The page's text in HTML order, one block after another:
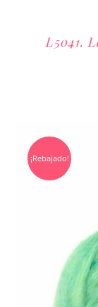
L5041.
¡Rebajado!